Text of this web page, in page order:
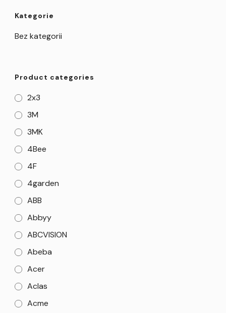
Kategorie
Bez kategorii
Product categories
2x3
3M
3MK
4Bee
4F
4garden
ABB
Abbyy
ABCVISION
Abeba
Acer
Aclas
Acme